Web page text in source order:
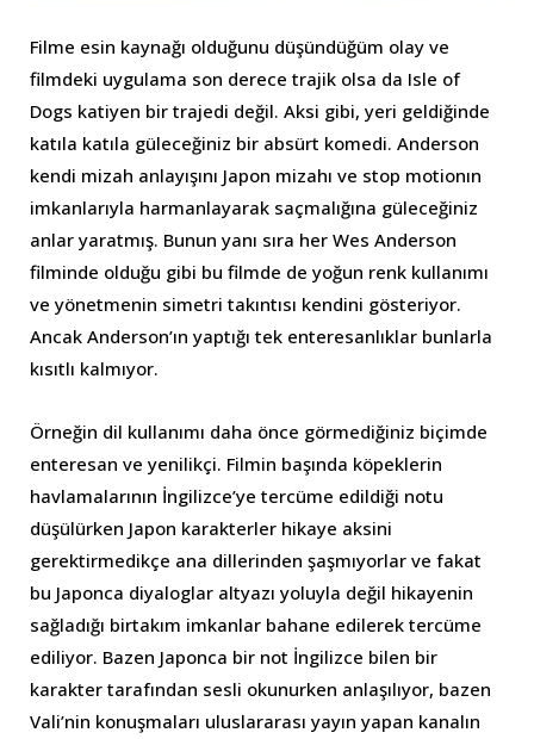
Filme esin kaynağı olduğunu düşündüğüm olay ve
filmdeki uygulama son derece trajik olsa da Isle of
Dogs katiyen bir trajedi değil. Aksi gibi, yeri geldiğinde
katıla katıla güleceğiniz bir absürt komedi. Anderson
kendi mizah anlayışını Japon mizahı ve stop motionın
imkanlarıyla harmanlayarak saçmalığına güleceğiniz
anlar yaratmış. Bunun yanı sıra her Wes Anderson
filminde olduğu gibi bu filmde de yoğun renk kullanımı
ve yönetmenin simetri takıntısı kendini gösteriyor.
Ancak Anderson’ın yaptığı tek enteresanlıklar bunlarla
kısıtlı kalmıyor.
Örneğin dil kullanımı daha önce görmediğiniz biçimde
enteresan ve yenilikçi. Filmin başında köpeklerin
havlamalarının İngilizce’ye tercüme edildiği notu
düşülürken Japon karakterler hikaye aksini
gerektirmedikçe ana dillerinden şaşmıyorlar ve fakat
bu Japonca diyaloglar altyazı yoluyla değil hikayenin
sağladığı birtakım imkanlar bahane edilerek tercüme
ediliyor. Bazen Japonca bir not İngilizce bilen bir
karakter tarafından sesli okunurken anlaşılıyor, bazen
Vali’nin konuşmaları uluslararası yayın yapan kanalın